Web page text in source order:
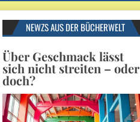
NEWZS AUS DER BÜCHERWELT
Über Geschmack lässt
sich nicht streiten – oder
doch?